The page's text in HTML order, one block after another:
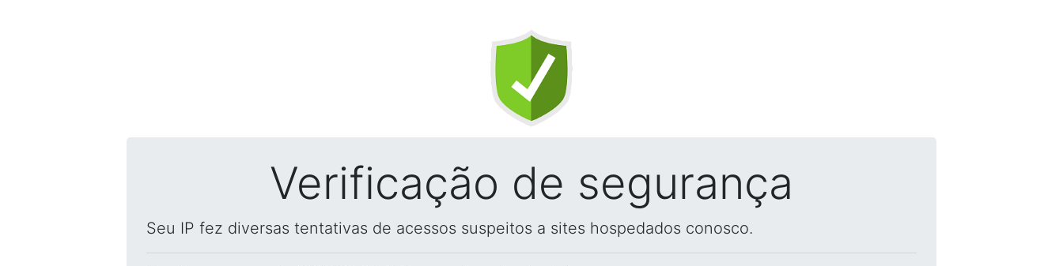
Verificação de segurança
Seu IP fez diversas tentativas de acessos suspeitos a sites hospedados conosco.